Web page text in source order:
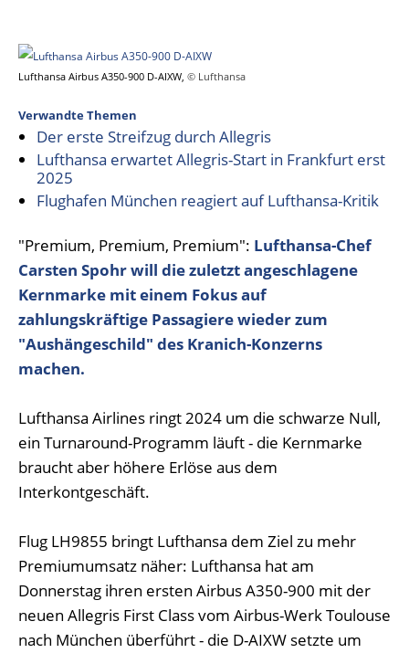
Lufthansa Airbus A350-900 D-AIXW, © Lufthansa
Verwandte Themen
Der erste Streifzug durch Allegris
Lufthansa erwartet Allegris-Start in Frankfurt erst
2025
Flughafen München reagiert auf Lufthansa-Kritik
"Premium, Premium, Premium": Lufthansa-Chef
Carsten Spohr will die zuletzt angeschlagene
Kernmarke mit einem Fokus auf
zahlungskräftige Passagiere wieder zum
"Aushängeschild" des Kranich-Konzerns
machen.
Lufthansa Airlines ringt 2024 um die schwarze Null,
ein Turnaround-Programm läuft - die Kernmarke
braucht aber höhere Erlöse aus dem
Interkontgeschäft.
Flug LH9855 bringt Lufthansa dem Ziel zu mehr
Premiumumsatz näher: Lufthansa hat am
Donnerstag ihren ersten Airbus A350-900 mit der
neuen Allegris First Class vom Airbus-Werk Toulouse
nach München überführt - die D-AIXW setzte um